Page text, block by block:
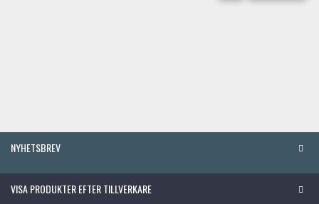
NYHETSBREV
VISA PRODUKTER EFTER TILLVERKARE